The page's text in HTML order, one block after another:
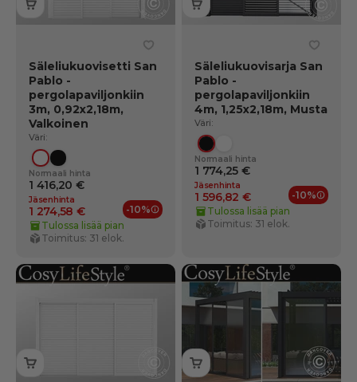
Säleliukuovisetti San
Pablo -
pergolapaviljonkiin
3m, 0,92x2,18m,
Valkoinen
Väri:
Valkoinen
Musta
Normaali hinta
1 416,20 €
Jäsenhinta
1 274,58 € -10%
Jäsenedut
Tulossa lisää pian
Toimitus: 31 elok.
Säleliukuovisarja San
Pablo -
pergolapaviljonkiin
4m, 1,25x2,18m, Musta
Väri:
MustaValkoinen
Normaali hinta
1 774,25 €
Jäsenhinta
1 596,82 € -10%
Tulossa lisää pian
Toimitus: 31 elok.